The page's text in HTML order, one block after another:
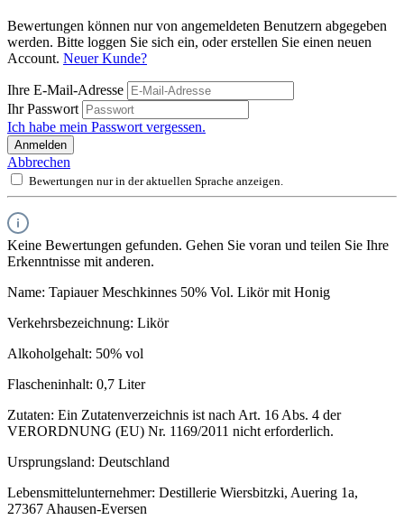
Bewertungen können nur von angemeldeten Benutzern abgegeben
werden. Bitte loggen Sie sich ein, oder erstellen Sie einen neuen
Account. Neuer Kunde?
Ihre E-Mail-Adresse
Ihr Passwort
Ich habe mein Passwort vergessen.
Anmelden
Abbrechen
Bewertungen nur in der aktuellen Sprache anzeigen.
Keine Bewertungen gefunden. Gehen Sie voran und teilen Sie Ihre
Erkenntnisse mit anderen.
Name: Tapiauer Meschkinnes 50% Vol. Likör mit Honig
Verkehrsbezeichnung: Likör
Alkoholgehalt: 50% vol
Flascheninhalt: 0,7 Liter
Zutaten: Ein Zutatenverzeichnis ist nach Art. 16 Abs. 4 der
VERORDNUNG (EU) Nr. 1169/2011 nicht erforderlich.
Ursprungsland: Deutschland
Lebensmittelunternehmer: Destillerie Wiersbitzki, Auering 1a,
27367 Ahausen-Eversen